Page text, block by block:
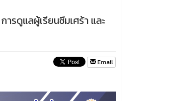
รดูแลผู้เรียนซึมเศร้า และ
Email